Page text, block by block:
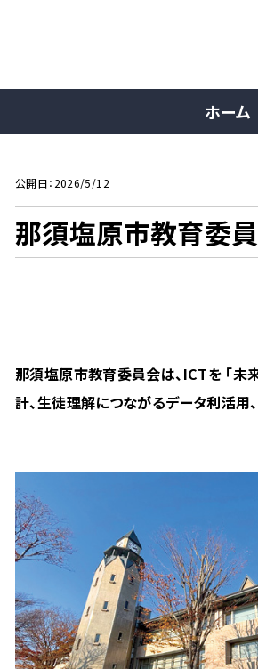
ホーム
公開日：2026/5/12
那須塩原市教育委
那須塩原市教育委員会は、ICTを 「未
計、生徒理解につながるデータ利活用